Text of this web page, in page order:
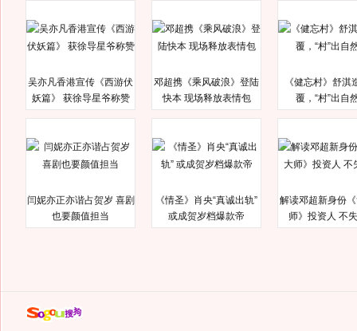
吴亦凡香港宣传《西游伏
妖篇》 获徐导星爷称赞
邓超携《乘风破浪》登陆
快本 现场释放表情包
《健忘村》舒淇
覆，“村”出自
闫妮亦正亦谐占贺岁 喜剧
也要颜值担当
《情圣》肖央“真诚出轨”
或成贺岁档爆款帝
解读邓超新身份
师》投资人 不